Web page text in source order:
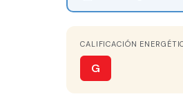
CALIFICACIÓN
G